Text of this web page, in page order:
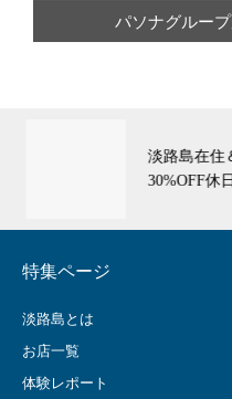
パソナグルー
淡路島在住
30%OFF休日
特集ページ
淡路島とは
お店一覧
体験レポート